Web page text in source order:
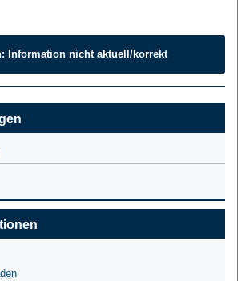
Information nicht aktuell/korrekt